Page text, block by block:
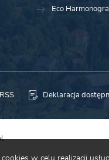
Eco
RSS Deklaracja
w celu realizacji